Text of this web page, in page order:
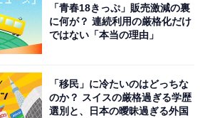
「青春18きっぷ」販売激減の裏
に何が？ 連続利用の厳格化だけ
ではない「本当の理由」
「移民」に冷たいのはどっちな
のか？ スイスの厳格過ぎる学歴
選別と、日本の曖昧過ぎる外国